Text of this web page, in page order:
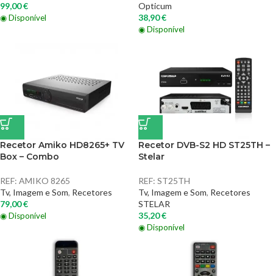
99,00€
◉ Disponível
Opticum
38,90€
◉ Disponível
Recetor Amiko HD8265+ TV
Box – Combo
REF: AMIKO 8265
Tv, Imagem e Som, Recetores
79,00€
◉ Disponível
Recetor DVB-S2 HD ST25TH –
Stelar
REF: ST25TH
Tv, Imagem e Som, Recetores
STELAR
35,20€
◉ Disponível